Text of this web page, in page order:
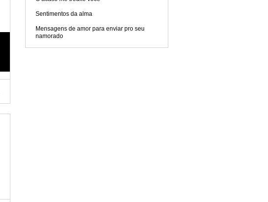
Sentimentos da alma
Mensagens de amor para enviar pro seu
namorado